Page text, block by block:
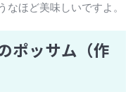
なほど美味しいですよ。
ポッサム（作